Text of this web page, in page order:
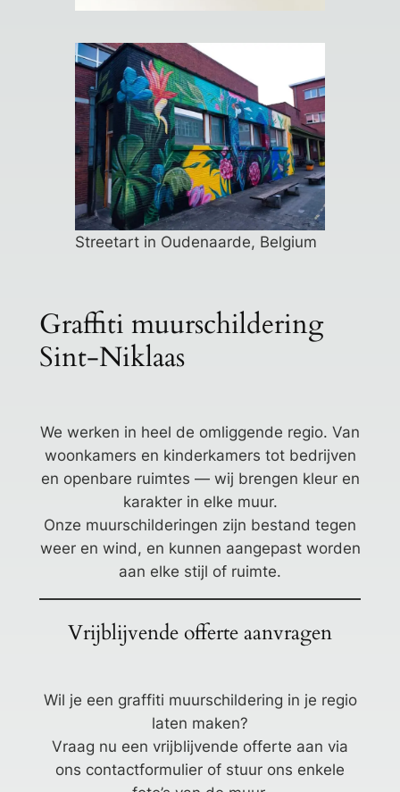
Streetart in Oudenaarde, Belgium
Graffiti muurschildering
Sint-Niklaas
We werken in heel de omliggende regio. Van
woonkamers en kinderkamers tot bedrijven
en openbare ruimtes — wij brengen kleur en
karakter in elke muur.
Onze muurschilderingen zijn bestand tegen
weer en wind, en kunnen aangepast worden
aan elke stijl of ruimte.
Vrijblijvende offerte aanvragen
Wil je een graffiti muurschildering in je regio
laten maken?
Vraag nu een vrijblijvende offerte aan via
ons contactformulier of stuur ons enkele